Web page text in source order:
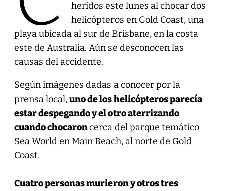
heridos este lunes al chocar dos
helicópteros en Gold Coast, una
playa ubicada al sur de Brisbane, en la costa
este de Australia. Aún se desconocen las
causas del accidente.
Según imágenes dadas a conocer por la
prensa local,uno de los helicópteros parecía
estar despegando y el otro aterrizando
cuando chocaroncerca del parque temático
Sea World en Main Beach, al norte de Gold
Coast.
Cuatro personas murieron y otros tres